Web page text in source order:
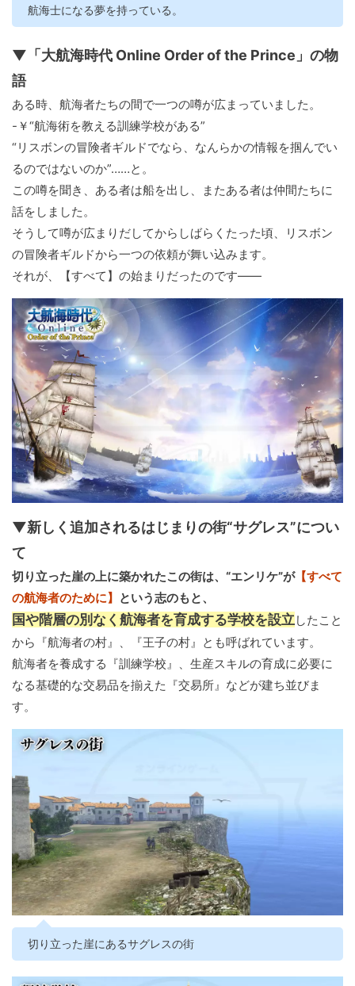
航海士になる夢を持っている。
▼「大航海時代 Online Order of the Prince」の物
語
ある時、航海者たちの間で一つの噂が広まっていました。
-￥“航海術を教える訓練学校がある”
“リスボンの冒険者ギルドでなら、なんらかの情報を掴んでい
るのではないのか”……と。
この噂を聞き、ある者は船を出し、またある者は仲間たちに
話をしました。
そうして噂が広まりだしてからしばらくたった頃、リスボン
の冒険者ギルドから一つの依頼が舞い込みます。
それが、【すべて】の始まりだったのです――
▼新しく追加されるはじまりの街“サグレス”につい
て
切り立った崖の上に築かれたこの街は、“エンリケ”が【すべて
の航海者のために】
という志のもと、
国や階層の別なく航海者を育成する学校を設立 したこと
から『航海者の村』、『王子の村』とも呼ばれています。
航海者を養成する『訓練学校』、生産スキルの育成に必要に
なる基礎的な交易品を揃えた『交易所』などが建ち並びま
す。
切り立った崖にあるサグレスの街